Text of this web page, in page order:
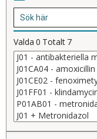
Valda 0 Totalt 7